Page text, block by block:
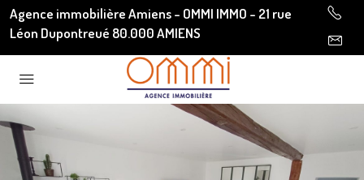
Agence immobilière Amiens - OMMI IMMO - 21 rue
Léon Dupontreué 80.000 AMIENS